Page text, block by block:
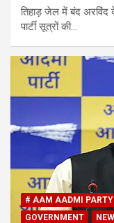
तिहाड़ जेल में बंद अरविंद
पार्टी सूत्रों की…
# AAM AADMI PARTY
GOVERNMENT